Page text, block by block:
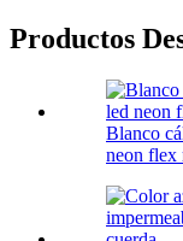
Productos
Blanco
neon flex